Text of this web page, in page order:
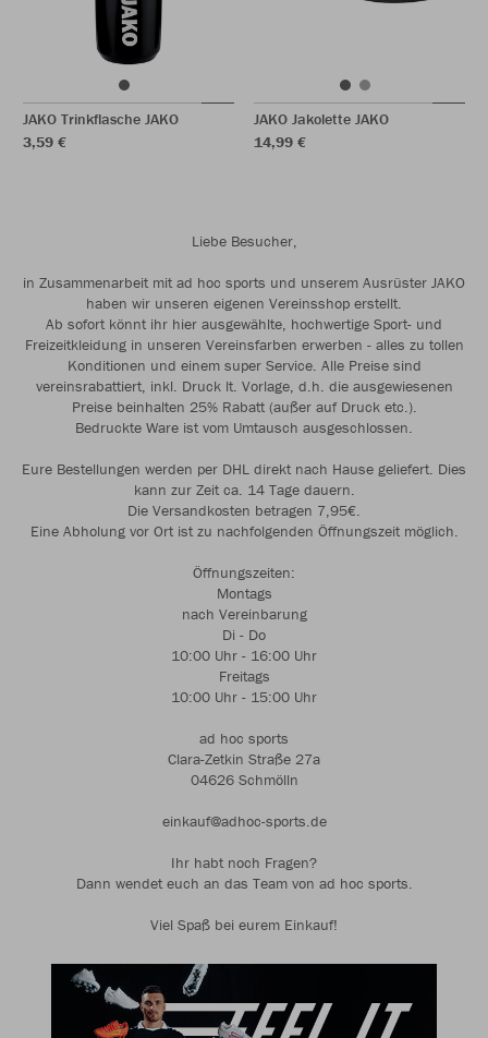
JAKO Trinkflasche JAKO
3,59 €
JAKO Jakolette JAKO
14,99 €
Liebe Besucher,
in Zusammenarbeit mit ad hoc sports und unserem Ausrüster JAKO
haben wir unseren eigenen Vereinsshop erstellt.
Ab sofort könnt ihr hier ausgewählte, hochwertige Sport- und
Freizeitkleidung in unseren Vereinsfarben erwerben - alles zu tollen
Konditionen und einem super Service. Alle Preise sind
vereinsrabattiert, inkl. Druck lt. Vorlage, d.h. die ausgewiesenen
Preise beinhalten 25% Rabatt (außer auf Druck etc.).
Bedruckte Ware ist vom Umtausch ausgeschlossen.
Eure Bestellungen werden per DHL direkt nach Hause geliefert. Dies
kann zur Zeit ca. 14 Tage dauern.
Die Versandkosten betragen 7,95€.
Eine Abholung vor Ort ist zu nachfolgenden Öffnungszeit möglich.
Öffnungszeiten:
Montags
nach Vereinbarung
Di - Do
10:00 Uhr - 16:00 Uhr
Freitags
10:00 Uhr - 15:00 Uhr
ad hoc sports
Clara-Zetkin Straße 27a
04626 Schmölln
einkauf@adhoc-sports.de
Ihr habt noch Fragen?
Dann wendet euch an das Team von ad hoc sports.
Viel Spaß bei eurem Einkauf!